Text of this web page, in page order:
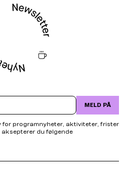
MELD PÅ
for programnyheter, aktiviteter, frister
aksepterer du følgende